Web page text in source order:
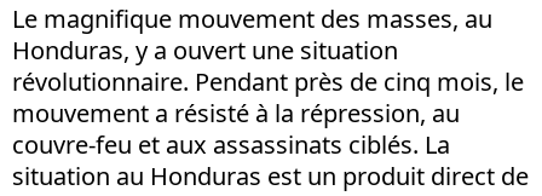
Le magnifique mouvement des masses, au
Honduras, y a ouvert une situation
révolutionnaire. Pendant près de cinq mois, le
mouvement a résisté à la répression, au
couvre-feu et aux assassinats ciblés. La
situation au Honduras est un produit direct de